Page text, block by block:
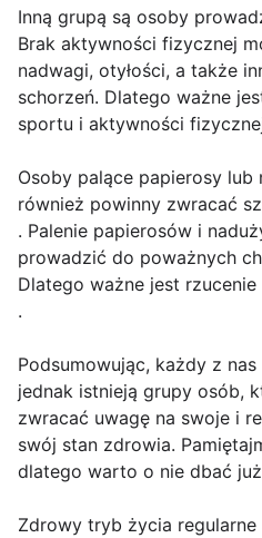
Inną grupą są osoby
Brak aktywności fizycznej
nadwagi, otyłości, a także
schorzeń. Dlatego ważne
sportu i aktywności
Osoby palące papierosy lub
również powinny zwracać
. Palenie papierosów i
prowadzić do poważnych
Dlatego ważne jest
.
Podsumowując, każdy z
jednak istnieją grupy osób,
zwracać uwagę na swoje i
swój stan zdrowia.
dlatego warto o nie dbać
Zdrowy tryb życia